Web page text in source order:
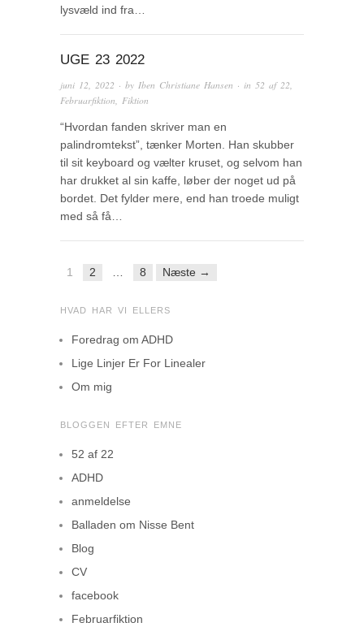
lysvæld ind fra…
UGE 23 2022
juni 12, 2022 · by Iben Christiane Hansen · in 52 af 22,
Februarfiktion, Fiktion
“Hvordan fanden skriver man en
palindromtekst”, tænker Morten. Han skubber
til sit keyboard og vælter kruset, og selvom han
har drukket al sin kaffe, løber der noget ud på
bordet. Det fylder mere, end han troede muligt
med så få…
1 2 8 Næste →
HVAD HAR VI ELLERS
Foredrag om ADHD
Lige Linjer Er For Linealer
Om mig
BLOGGEN EFTER EMNE
52 af 22
ADHD
anmeldelse
Balladen om Nisse Bent
Blog
CV
facebook
Februarfiktion